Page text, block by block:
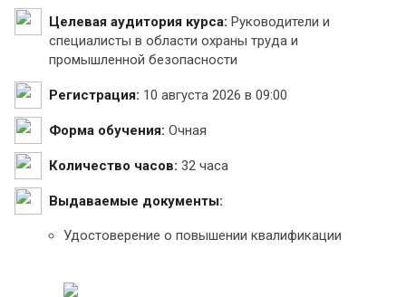
Целевая аудитория курса: Руководители и
специалисты в области охраны труда и
промышленной безопасности
Регистрация: 10 августа 2026 в 09:00
Форма обучения: Очная
Количество часов: 32 часа
Выдаваемые документы:
Удостоверение о повышении квалификации